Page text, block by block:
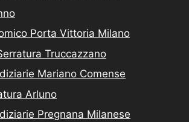
Porta Vittoria Milano
Truccazzano
Mariano Comense
Arluno
Pregnana Milanese